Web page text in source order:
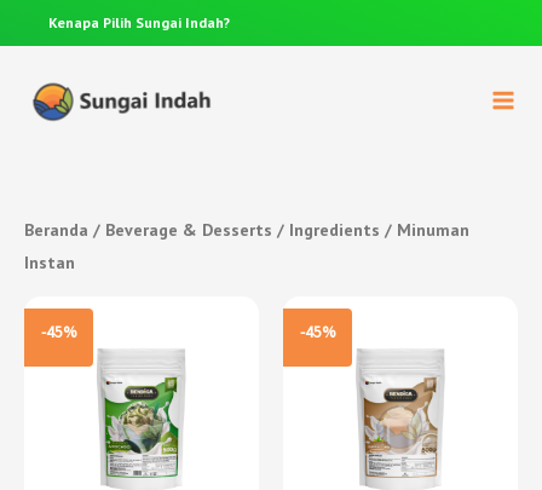
Kenapa Pilih Sungai Indah?
Beranda / Beverage & Desserts / Ingredients / Minuman
Instan
-45% -45%